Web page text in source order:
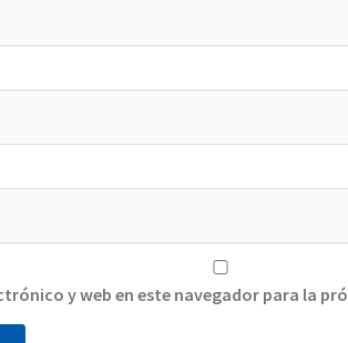
y web en este navegador para la